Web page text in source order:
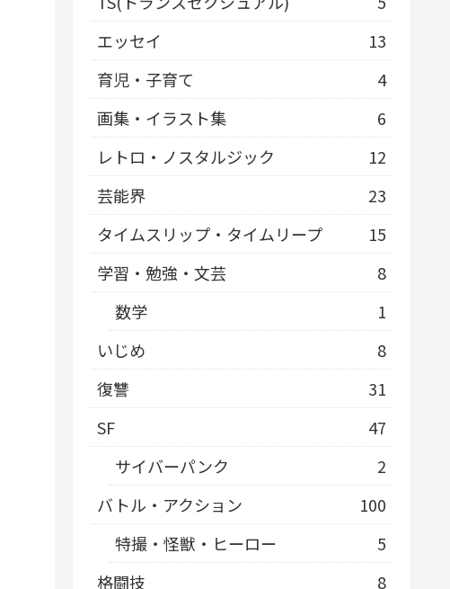
エッセイ
13
育児・子育て
4
画集・イラスト集
6
レトロ・ノスタルジック
12
芸能界
23
タイムスリップ・タイムリープ
15
学習・勉強・文芸
8
数学
1
いじめ
8
復讐
31
SF
47
サイバーパンク
2
バトル・アクション
100
特撮・怪獣・ヒーロー
5
格闘技
8